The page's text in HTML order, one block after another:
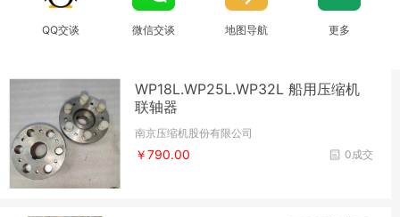
QQ交谈 微信交谈 地图导航 更多
WP18L.WP25L.WP32L 船用压缩机
联轴器
南京压缩机股份有限公司
0成交
￥790.00